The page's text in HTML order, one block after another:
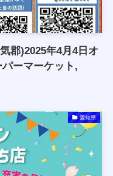
郡)2025年4月4日オ
ーマーケット,
愛知県